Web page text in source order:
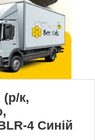
(р/к,
4 Синій